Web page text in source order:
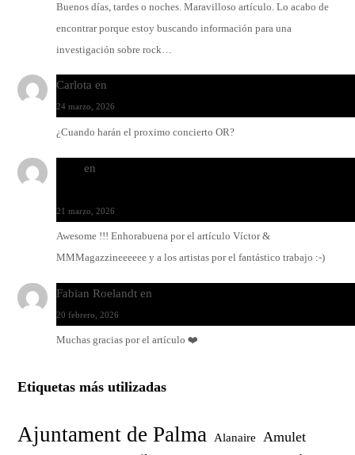
Buenos días, tardes o noches. Maravilloso artículo. Lo acabo de
encontrar porque estoy buscando información para una
investigación sobre rock…
Carlota en
24 marzo, 2026
¿Cuando harán el proximo concierto OR?
en
21 marzo, 2026
Awesome !!! Enhorabuena por el artículo Víctor &
MMMagazzineeeeee y a los artistas por el fantástico trabajo :-)
Fabian Roelandt en
20 febrero, 2026
Muchas gracias por el artículo ❤️
Etiquetas más utilizadas
Ajuntament de Palma Alanaire Amulet